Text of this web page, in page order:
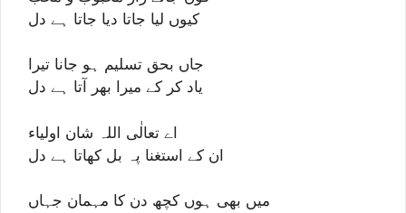
کیوں لیا جاتا دیا جاتا ہے دل
جاں بحق تسلیم ہو جانا تیرا
یاد کر کے میرا بھر آتا ہے دل
اے تعالٰی اللہ شان اولیاء
ان کے استغنا پہ بل کھاتا ہے دل
میں بھی ہوں کچھ دن کا مہمان جہاں